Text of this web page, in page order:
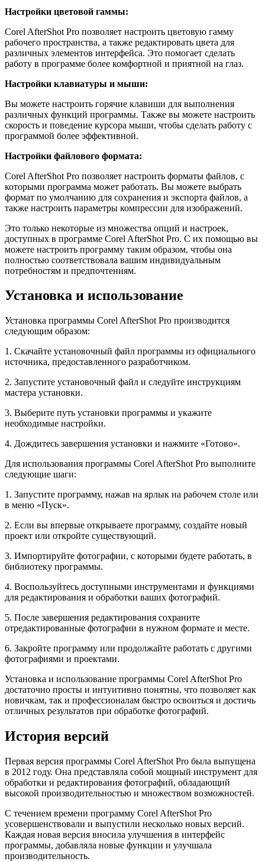
Настройки цветовой гаммы:
Corel AfterShot Pro позволяет настроить цветовую гамму
рабочего пространства, а также редактировать цвета для
различных элементов интерфейса. Это помогает сделать
работу в программе более комфортной и приятной на глаз.
Настройки клавиатуры и мыши:
Вы можете настроить горячие клавиши для выполнения
различных функций программы. Также вы можете настроить
скорость и поведение курсора мыши, чтобы сделать работу с
программой более эффективной.
Настройки файлового формата:
Corel AfterShot Pro позволяет настроить форматы файлов, с
которыми программа может работать. Вы можете выбрать
формат по умолчанию для сохранения и экспорта файлов, а
также настроить параметры компрессии для изображений.
Это только некоторые из множества опций и настроек,
доступных в программе Corel AfterShot Pro. С их помощью вы
можете настроить программу таким образом, чтобы она
полностью соответствовала вашим индивидуальным
потребностям и предпочтениям.
Установка и использование
Установка программы Corel AfterShot Pro производится
следующим образом:
1. Скачайте установочный файл программы из официального
источника, предоставленного разработчиком.
2. Запустите установочный файл и следуйте инструкциям
мастера установки.
3. Выберите путь установки программы и укажите
необходимые настройки.
4. Дождитесь завершения установки и нажмите «Готово».
Для использования программы Corel AfterShot Pro выполните
следующие шаги:
1. Запустите программу, нажав на ярлык на рабочем столе или
в меню «Пуск».
2. Если вы впервые открываете программу, создайте новый
проект или откройте существующий.
3. Импортируйте фотографии, с которыми будете работать, в
библиотеку программы.
4. Воспользуйтесь доступными инструментами и функциями
для редактирования и обработки ваших фотографий.
5. После завершения редактирования сохраните
отредактированные фотографии в нужном формате и месте.
6. Закройте программу или продолжайте работать с другими
фотографиями и проектами.
Установка и использование программы Corel AfterShot Pro
достаточно просты и интуитивно понятны, что позволяет как
новичкам, так и профессионалам быстро освоиться и достичь
отличных результатов при обработке фотографий.
История версий
Первая версия программы Corel AfterShot Pro была выпущена
в 2012 году. Она представляла собой мощный инструмент для
обработки и редактирования фотографий, обладающий
высокой производительностью и множеством возможностей.
С течением времени программу Corel AfterShot Pro
усовершенствовали и выпустили несколько новых версий.
Каждая новая версия вносила улучшения в интерфейс
программы, добавляла новые функции и улучшала
производительность.